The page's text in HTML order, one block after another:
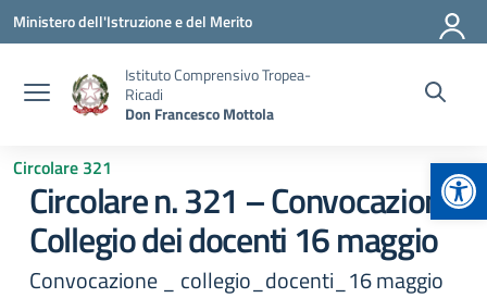
Vai ai contenuti
Vai al menu di navigazione
Vai al footer
Ministero dell'Istruzione e del Merito
Istituto Comprensivo Tropea-
Ricadi
Don Francesco Mottola
Circolare 321
Circolare n. 321 – Convocazione
Collegio dei docenti 16 maggio
Convocazione _ collegio_docenti_16 maggio